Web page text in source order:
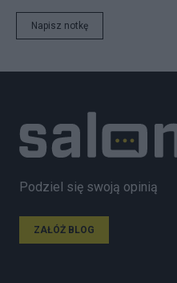
Napisz notkę
Podziel się swoją opinią
ZAŁÓŻ BLOG